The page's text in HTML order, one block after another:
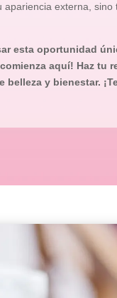
externa, sino
esta oportunidad
aquí! Haz tu
y bienestar.